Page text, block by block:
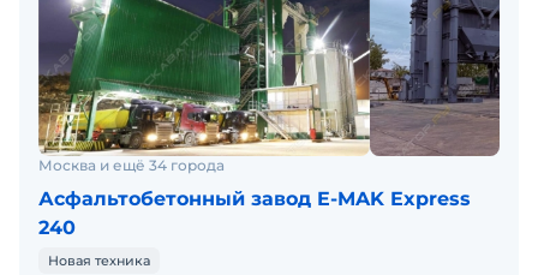
Москва и ещё 34 города
Асфальтобетонный завод E-MAK Express
240
Новая техника